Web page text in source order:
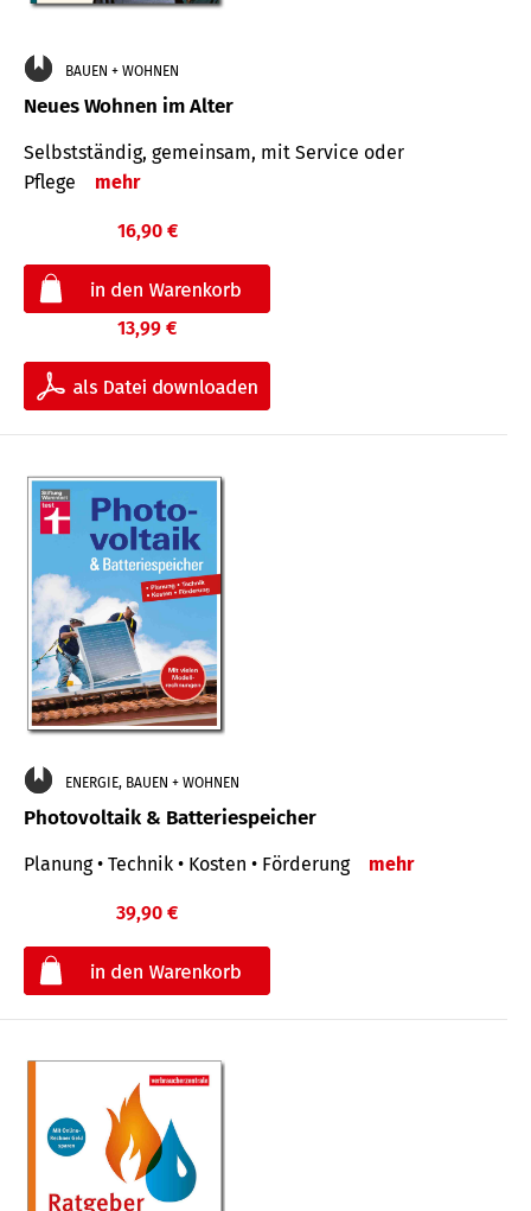
BAUEN + WOHNEN
Neues Wohnen im Alter
Selbstständig, gemeinsam, mit Service oder
Pflege
mehr
16,90 €
13,99 €
ENERGIE, BAUEN + WOHNEN
Photovoltaik & Batteriespeicher
Planung • Technik • Kosten • Förderung mehr
39,90 €